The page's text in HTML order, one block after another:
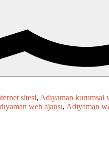
sitesi, Adıyaman kurumsal
web ajansı, Adıyaman